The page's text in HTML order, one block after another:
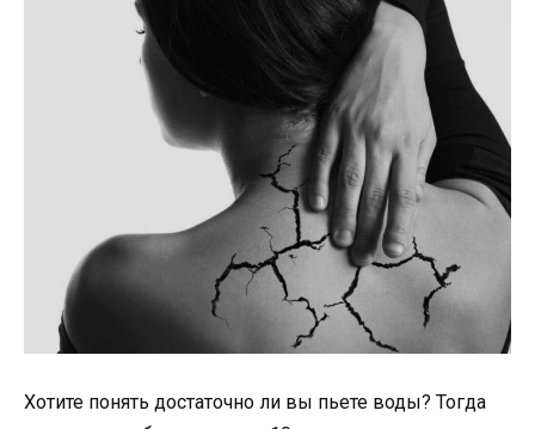
Хотите понять достаточно ли вы пьете воды? Тогда